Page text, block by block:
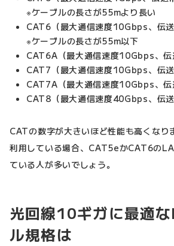
※ケーブルの長さが55mより長い
CAT6（最大通信速度10Gbps、伝
※ケーブルの長さが55m以下
CAT6A（最大通信速度10Gbps、伝
CAT7（最大通信速度10Gbps、伝
CAT7A（最大通信速度10Gbps、伝
CAT8（最大通信速度40Gbps、伝
CATの数字が大きいほど性能も高くなり
利用している場合、CAT5eかCAT6の
ている人が多いでしょう。
光回線10ギガに最適
ル規格は